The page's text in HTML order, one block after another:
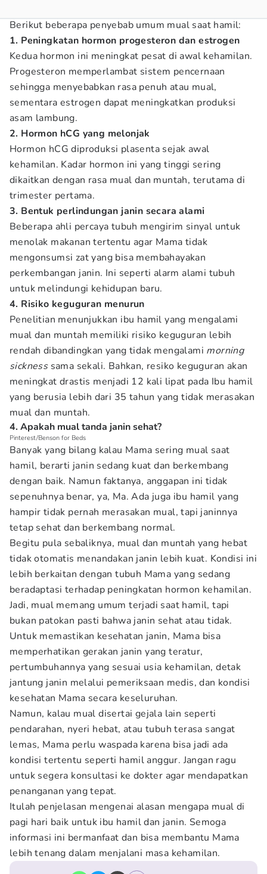
Berikut beberapa penyebab umum mual saat hamil:
1. Peningkatan hormon progesteron dan estrogen
Kedua hormon ini meningkat pesat di awal kehamilan.
Progesteron memperlambat sistem pencernaan
sehingga menyebabkan rasa penuh atau mual,
sementara estrogen dapat meningkatkan produksi
asam lambung.
2. Hormon hCG yang melonjak
Hormon hCG diproduksi plasenta sejak awal
kehamilan. Kadar hormon ini yang tinggi sering
dikaitkan dengan rasa mual dan muntah, terutama di
trimester pertama.
3. Bentuk perlindungan janin secara alami
Beberapa ahli percaya tubuh mengirim sinyal untuk
menolak makanan tertentu agar Mama tidak
mengonsumsi zat yang bisa membahayakan
perkembangan janin. Ini seperti alarm alami tubuh
untuk melindungi kehidupan baru.
4. Risiko keguguran menurun
Penelitian menunjukkan ibu hamil yang mengalami
mual dan muntah memiliki risiko keguguran lebih
rendah dibandingkan yang tidak mengalami morning
sickness sama sekali. Bahkan, resiko keguguran akan
meningkat drastis menjadi 12 kali lipat pada Ibu hamil
yang berusia lebih dari 35 tahun yang tidak merasakan
mual dan muntah.
4. Apakah mual tanda janin sehat?
Pinterest/Benson for Beds
Banyak yang bilang kalau Mama sering mual saat
hamil, berarti janin sedang kuat dan berkembang
dengan baik. Namun faktanya, anggapan ini tidak
sepenuhnya benar, ya, Ma. Ada juga ibu hamil yang
hampir tidak pernah merasakan mual, tapi janinnya
tetap sehat dan berkembang normal.
Begitu pula sebaliknya, mual dan muntah yang hebat
tidak otomatis menandakan janin lebih kuat. Kondisi ini
lebih berkaitan dengan tubuh Mama yang sedang
beradaptasi terhadap peningkatan hormon kehamilan.
Jadi, mual memang umum terjadi saat hamil, tapi
bukan patokan pasti bahwa janin sehat atau tidak.
Untuk memastikan kesehatan janin, Mama bisa
memperhatikan gerakan janin yang teratur,
pertumbuhannya yang sesuai usia kehamilan, detak
jantung janin melalui pemeriksaan medis, dan kondisi
kesehatan Mama secara keseluruhan.
Namun, kalau mual disertai gejala lain seperti
pendarahan, nyeri hebat, atau tubuh terasa sangat
lemas, Mama perlu waspada karena bisa jadi ada
kondisi tertentu seperti hamil anggur. Jangan ragu
untuk segera konsultasi ke dokter agar mendapatkan
penanganan yang tepat.
Itulah penjelasan mengenai alasan mengapa mual di
pagi hari baik untuk ibu hamil dan janin. Semoga
informasi ini bermanfaat dan bisa membantu Mama
lebih tenang dalam menjalani masa kehamilan.